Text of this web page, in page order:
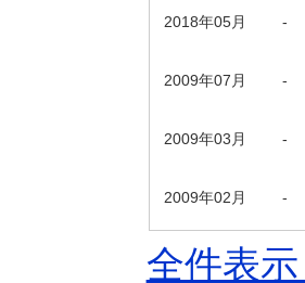
2018年05月 -
2009年07月 -
2009年03月 -
2009年02月 -
全件表